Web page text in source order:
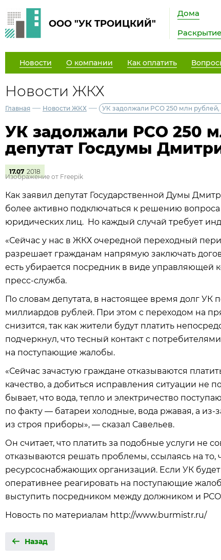
ООО "УК ТРОИЦКИЙ"
Дома
Новости О компании Как оплатить
Новости ЖКХ
Главная — Новости ЖКХ — УК задолжали РСО 250 млн
УК задолжали РСО 250
депутат Госдумы
17.07 2018
Изображение от Freepik
Как заявил депутат Государственной Думы
более активно подключаться к решению
юридических лиц. Но каждый случай требует
«Сейчас у нас в ЖКХ очередной переходный
разрешает гражданам напрямую заключать
есть убирается посредник в виде управляющей
пресс-служба.
По словам депутата, в настоящее время долг УК
миллиардов рублей. При этом с переходом на
снизится, так как жители будут платить
подчеркнул, что тесный контакт с
на поступающие жалобы.
«Сейчас зачастую граждане отказываются
качество, а добиться исправления ситуации не
бывает, что вода, тепло и электричество
по факту — батареи холодные, вода ржавая, а
из строя приборы», — сказал Савельев.
Он считает, что платить за подобные услуги
отказываются решать проблемы, ссылаясь на
ресурсоснабжающих организаций. Если УК
оперативнее реагировать на поступающие
выступить посредником между должником и
Новость по материалам http://www.burmistr.ru/
Назад